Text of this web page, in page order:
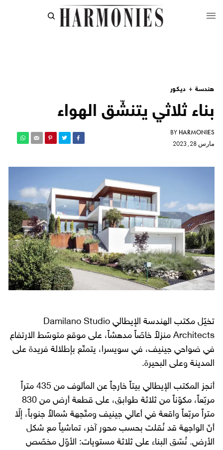
هندسة + ديكور
بناء ثلاثي يتنشّق الهواء
BY HARMONIES
مارس 28, 2023
تخيّل مكتب الهندسة الإيطالي Damilano Studio
Architects منزلاً خاصّاً مدهشاً، على موقع متوسّط الارتفاع
في ضواحي جينيف، في سويسرا، يتمتّع بإطلالة فريدة على
المدينة وعلى البحيرة.
أنجز المكتب الإيطالي بيتاً خارجاً عن المألوف من 435 متراً
مربّعاً، مكوّناً من ثلاثة طوابق، على قطعة أرض من 830
متراً مربّعاً واقعة في أعالي جينيف ومتّجهة شمالاً جنوباً، إلّا
أنّ الواجهة قد نُقلت بحسب محور آخر، تماشياً مع شكل
الأرض. نُسّق البناء على ثلاثة مستويات: الأوّل مخصّص